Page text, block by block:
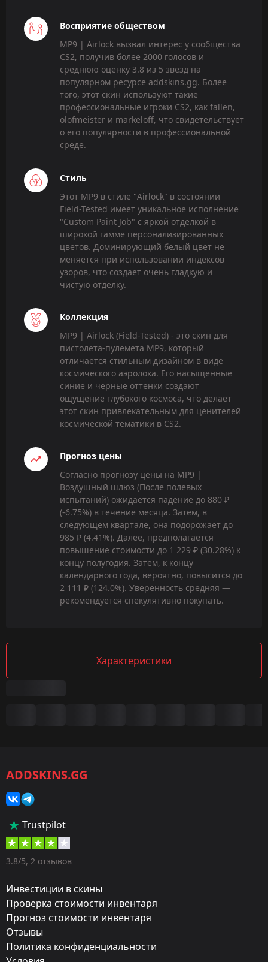
Восприятие обществом
MP9 | Airlock вызвал интерес у сообщества
CS2, получив более 2000 голосов и
среднюю оценку 3.8 из 5 звезд на
популярном ресурсе addskins.gg. Более
того, этот скин используют такие
профессиональные игроки CS2, как fallen,
olofmeister и markeloff, что свидетельствует
о его популярности в профессиональной
среде.
Стиль
Этот MP9 в стиле "Airlock" в состоянии
Field-Tested имеет уникальное исполнение
"Custom Paint Job" с яркой отделкой в
широкой гамме персонализированных
цветов. Доминирующий белый цвет не
меняется при использовании индексов
узоров, что создает очень гладкую и
чистую отделку.
Коллекция
MP9 | Airlock (Field-Tested) - это скин для
пистолета-пулемета MP9, который
отличается стильным дизайном в виде
космического аэролока. Его насыщенные
синие и черные оттенки создают
ощущение глубокого космоса, что делает
этот скин привлекательным для ценителей
космической тематики в CS2.
Прогноз цены
Согласно прогнозу цены на MP9 |
Воздушный шлюз (После полевых
испытаний) ожидается падение до 880 ₽
(-6.75%) в течение месяца. Затем, в
следующем квартале, она подорожает до
985 ₽ (4.41%). Далее, предполагается
повышение стоимости до 1 229 ₽ (30.28%) к
концу полугодия. Затем, к концу
календарного года, вероятно, повысится до
2 111 ₽ (124.0%). Уверенность средняя —
рекомендуется спекулятивно покупать.
Характеристики
Категория:
Скины
Пистолеты-пулемёты
Оружие:
Exterior:
После полевых испытаний
Воздушный шлюз
ADDSKINS.GG
Trustpilot
3.8/5, 2 отзывов
Инвестиции в скины
Проверка стоимости инвентаря
Прогноз стоимости инвентаря
Отзывы
Политика конфиденциальности